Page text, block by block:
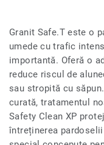
Granit Safe.T este o
umede cu trafic
importantă. Oferă o
reduce riscul de
sau stropită cu
curată, tratamentul
Safety Clean XP
întreținerea